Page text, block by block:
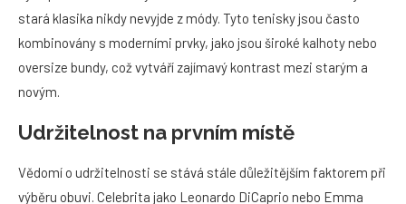
stará klasika nikdy nevyjde z módy. Tyto tenisky jsou často
kombinovány s moderními prvky, jako jsou široké kalhoty nebo
oversize bundy, což vytváří zajímavý kontrast mezi starým a
novým.
Udržitelnost na prvním místě
Vědomí o udržitelnosti se stává stále důležitějším faktorem při
výběru obuvi. Celebrita jako Leonardo DiCaprio nebo Emma